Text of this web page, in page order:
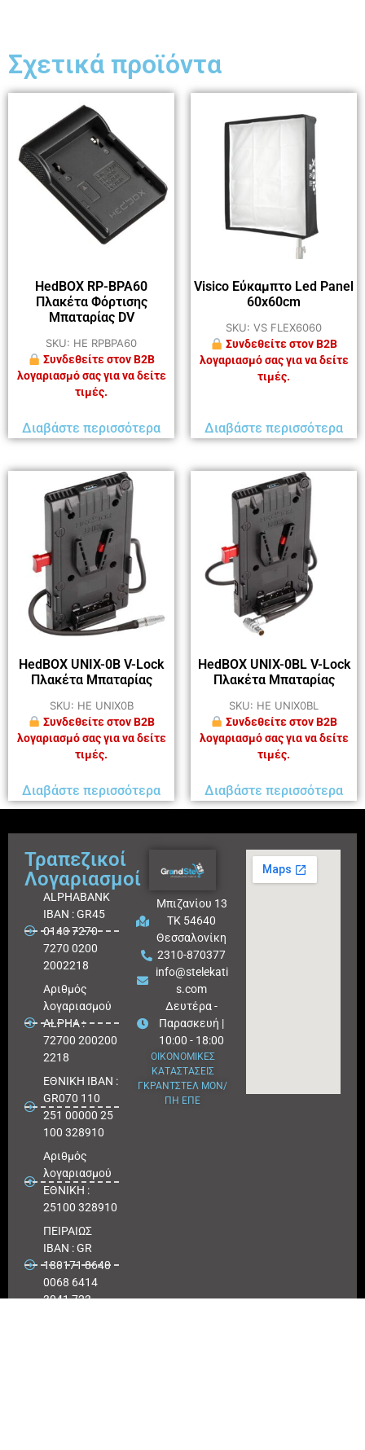
Σχετικά προϊόντα
HedBOX RP-BPA60
Πλακέτα Φόρτισης
Μπαταρίας DV
SKU: HE RPBPA60
Συνδεθείτε στον B2B
λογαριασμό σας για να δείτε
τιμές.
Διαβάστε περισσότερα
Visico Εύκαμπτο Led Panel
60x60cm
SKU: VS FLEX6060
Συνδεθείτε στον B2B
λογαριασμό σας για να δείτε
τιμές.
Διαβάστε περισσότερα
HedBOX UNIX-0B V-Lock
Πλακέτα Μπαταρίας
SKU: HE UNIX0B
Συνδεθείτε στον B2B
λογαριασμό σας για να δείτε
τιμές.
Διαβάστε περισσότερα
HedBOX UNIX-0BL V-Lock
Πλακέτα Μπαταρίας
SKU: HE UNIX0BL
Συνδεθείτε στον B2B
λογαριασμό σας για να δείτε
τιμές.
Διαβάστε περισσότερα
Τραπεζικοί
Λογαριασμοί
ALPHABANK
IBAN : GR45
0140 7270
7270 0200
2002218
Aριθμός
λογαριασμού
ALPHA :
72700 200200
2218
ΕΘΝΙΚΗ ΙΒΑΝ :
GR070 110
251 00000 25
100 328910
Αριθμός
λογαριασμού
ΕΘΝΙΚΗ :
25100 328910
ΠΕΙΡΑΙΩΣ
IBAN : GR
180171 8640
0068 6414
3041 723
Μπιζανίου 13
ΤΚ 54640
Θεσσαλονίκη
2310-870377
info@stelekati
s.com
Δευτέρα -
Παρασκευή |
10:00 - 18:00
ΟΙΚΟΝΟΜΙΚΕΣ
ΚΑΤΑΣΤΑΣΕΙΣ
ΓΚΡΑΝΤΣΤΕΛ ΜΟΝ/
ΠΗ ΕΠΕ